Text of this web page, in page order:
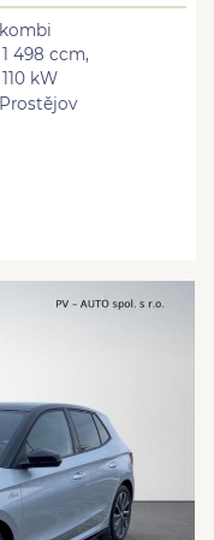
kombi
1 498 ccm,
110 kW
Prostějov